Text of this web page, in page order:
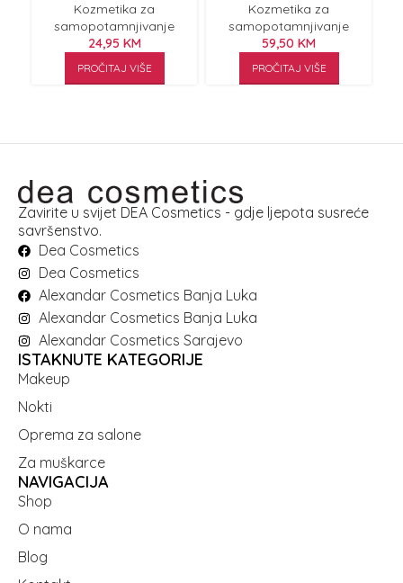
Kozmetika za
samopotamnjivanje
24,95 KM
PROČITAJ VIŠE
Kozmetika za
samopotamnjivanje
59,50 KM
PROČITAJ VIŠE
Zavirite u svijet DEA Cosmetics - gdje ljepota susreće
savršenstvo.
Dea Cosmetics
Dea Cosmetics
Alexandar Cosmetics Banja Luka
Alexandar Cosmetics Banja Luka
Alexandar Cosmetics Sarajevo
ISTAKNUTE KATEGORIJE
Makeup
Nokti
Oprema za salone
Za muškarce
NAVIGACIJA
Shop
O nama
Blog